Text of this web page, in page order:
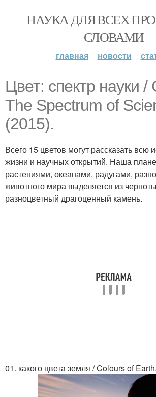
НАУКА ДЛЯ ВСЕХ
СЛОВАМИ
главная новости
Цвет: спектр науки /
The Spectrum of
(2015).
Всего 15 цветов могут рассказать всю
жизни и научных открытий. Наша
растениями, океанами, радугами,
животного мира выделяется из
разноцветный драгоценный камень.
01. какого цвета земля / Colours of Earth.